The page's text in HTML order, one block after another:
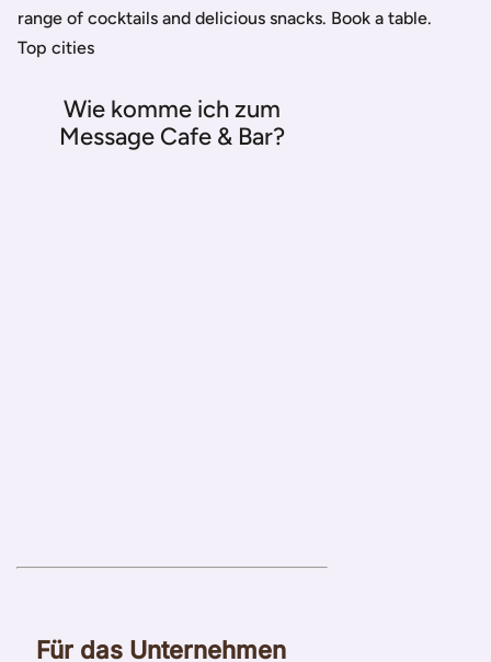
range of cocktails and delicious snacks. Book a table.
Top cities
Wie komme ich zum
Message Cafe & Bar?
Für das Unternehmen